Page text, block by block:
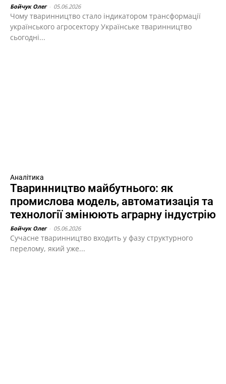
Бойчук Олег 05.06.2026
Чому тваринництво стало індикатором трансформації
українського агросектору Українське тваринництво
сьогодні...
Аналітика
Тваринництво майбутнього: як
промислова модель, автоматизація та
технології змінюють аграрну індустрію
Бойчук Олег 05.06.2026
Сучасне тваринництво входить у фазу структурного
перелому, який уже...